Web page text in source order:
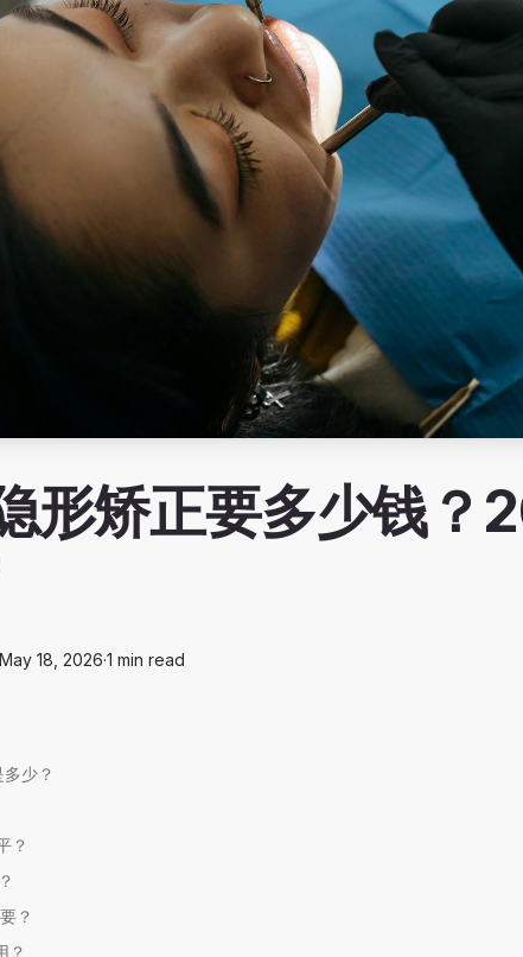
形矫正要多少钱？
May 18, 2026·1 min read
少？
？
？
？